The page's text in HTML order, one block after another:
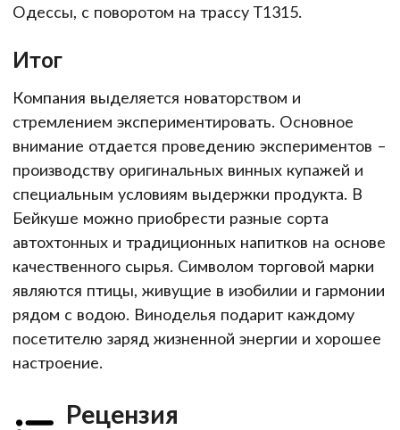
Одессы, с поворотом на трассу Т1315.
Итог
Компания выделяется новаторством и
стремлением экспериментировать. Основное
внимание отдается проведению экспериментов –
производству оригинальных винных купажей и
специальным условиям выдержки продукта. В
Бейкуше можно приобрести разные сорта
автохтонных и традиционных напитков на основе
качественного сырья. Символом торговой марки
являются птицы, живущие в изобилии и гармонии
рядом с водою. Виноделья подарит каждому
посетителю заряд жизненной энергии и хорошее
настроение.
Рецензия